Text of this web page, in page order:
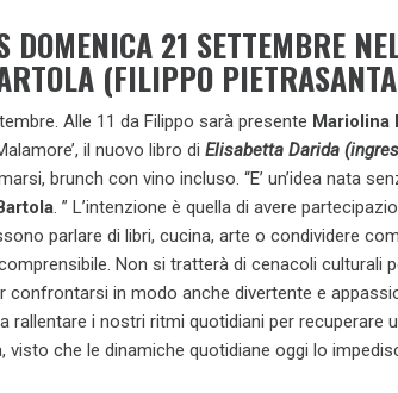
DOMENICA 21 SETTEMBRE
(FILIPPO
Alle 11 da Filippo sarà presente Mariolina
il nuovo libro di Elisabetta Darida
brunch con vino incluso. “E’ un’idea nata
. ” L’intenzione è quella di avere
parlare di libri, cucina, arte o condividere
Non si tratterà di cenacoli culturali
in modo anche divertente e
rallentare i nostri ritmi quotidiani per recuperare
visto che le dinamiche quotidiane oggi lo